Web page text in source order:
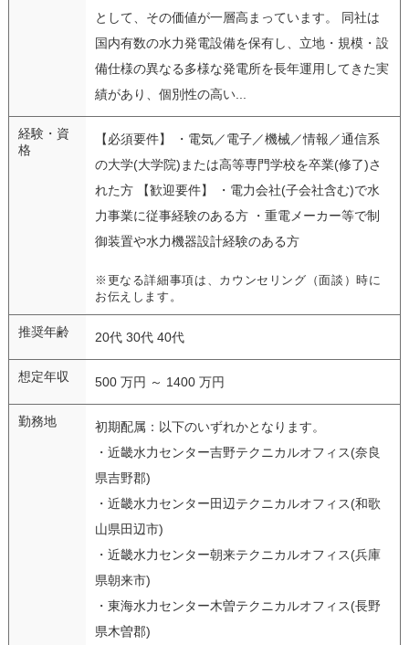
として、その価値が一層高まっています。 同社は
国内有数の水力発電設備を保有し、立地・規模・設
備仕様の異なる多様な発電所を長年運用してきた実
績があり、個別性の高い...
経験・資
格
【必須要件】 ・電気／電子／機械／情報／通信系
の大学(大学院)または高等専門学校を卒業(修了)さ
れた方 【歓迎要件】 ・電力会社(子会社含む)で水
力事業に従事経験のある方 ・重電メーカー等で制
御装置や水力機器設計経験のある方
※更なる詳細事項は、カウンセリング（面談）時に
お伝えします。
推奨年齢 20代 30代 40代
想定年収 500 万円 ～ 1400 万円
勤務地
初期配属：以下のいずれかとなります。
・近畿水力センター吉野テクニカルオフィス(奈良
県吉野郡)
・近畿水力センター田辺テクニカルオフィス(和歌
山県田辺市)
・近畿水力センター朝来テクニカルオフィス(兵庫
県朝来市)
・東海水力センター木曽テクニカルオフィス(長野
県木曽郡)